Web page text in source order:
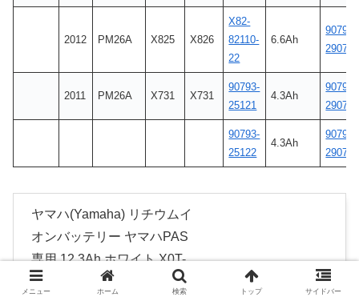
2012 PM26A X825 X826
X82-
82110-
22
6.6Ah
90793-
29077
2011 PM26A X731 X731
90793-
25121
4.3Ah
90793-
29077
90793-
25122
4.3Ah
90793-
29077
ヤマハ(Yamaha) リチウムイ
オンバッテリー ヤマハPAS
専用 12.3Ah ホワイト X0T-
82110-02
メニュー ホーム 検索 トップ サイドバー